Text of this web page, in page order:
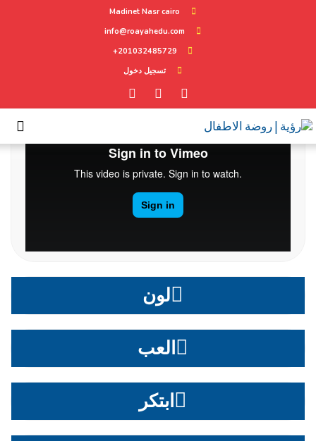
Madinet Nasr cairo
info@roayahedu.com
201032485729+
تسجيل دخول
تعلم
لون
العب
ابتكر